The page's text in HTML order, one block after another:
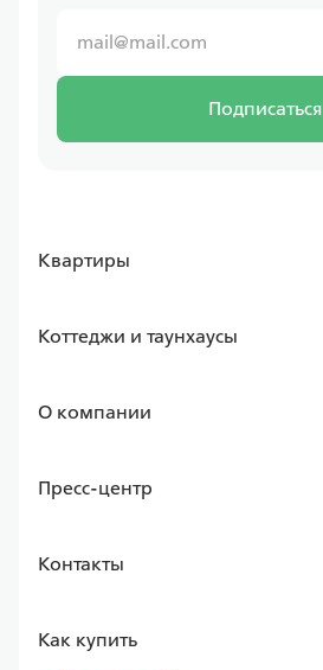
Подписаться
Квартиры
Коттеджи и таунхаусы
О компании
Пресс-центр
Контакты
Как купить